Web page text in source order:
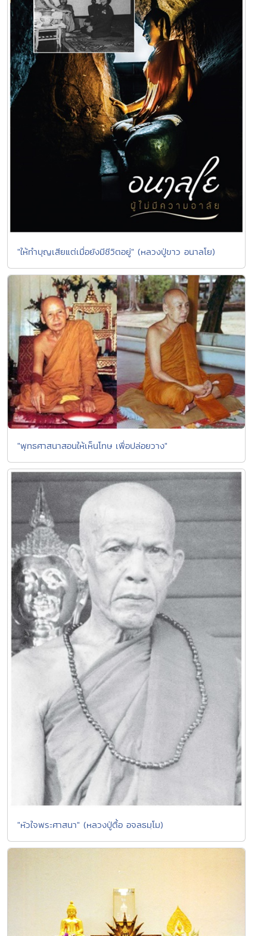
"ให้ทำบุญเสียแต่เมื่อยังมีชีวิตอยู่" (หลวงปู่ขาว อนาลโย)
"พุทธศาสนาสอนให้เห็นโทษ เพื่อปล่อยวาง"
"หัวใจพระศาสนา" (หลวงปู่ตื้อ อจลธมฺโม)